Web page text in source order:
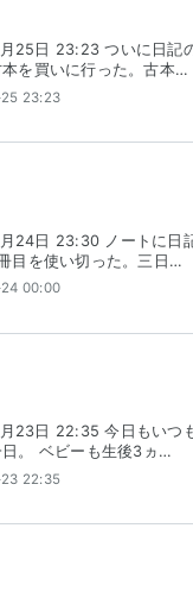
25日 23:23 ついに日記
を買いに行った。古本…
23:23
24日 23:30 ノートに日
目を使い切った。三日…
00:00
23日 22:35 今日もいつ
。 ベビーも生後3ヵ…
22:35